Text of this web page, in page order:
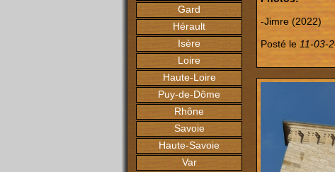
Gard
Hérault
Isère
Loire
Haute-Loire
Puy-de-Dôme
Rhône
Savoie
Haute-Savoie
Var
-Jimre (2022)
Posté le 11-03-